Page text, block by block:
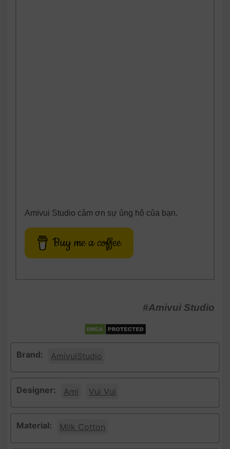
Amivui Studio cảm ơn sự ủng hộ của bạn.
Buy me a coffee
#Amivui Studio
Brand: AmivuiStudio
Designer: Ami Vui Vui
Material: Milk Cotton